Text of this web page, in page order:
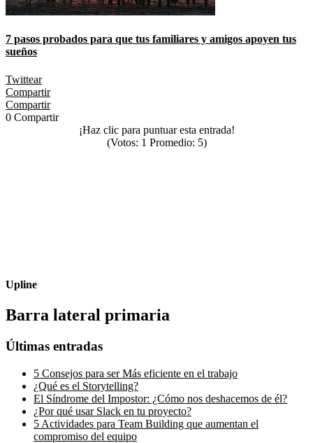
7 pasos probados para que tus familiares y amigos apoyen tus
sueños
Twittear
Compartir
Compartir
0 Compartir
¡Haz clic para puntuar esta entrada!
(Votos: 1 Promedio: 5)
Upline
Barra lateral primaria
Últimas entradas
5 Consejos para ser Más eficiente en el trabajo
¿Qué es el Storytelling?
El Síndrome del Impostor: ¿Cómo nos deshacemos de él?
¿Por qué usar Slack en tu proyecto?
5 Actividades para Team Building que aumentan el
compromiso del equipo